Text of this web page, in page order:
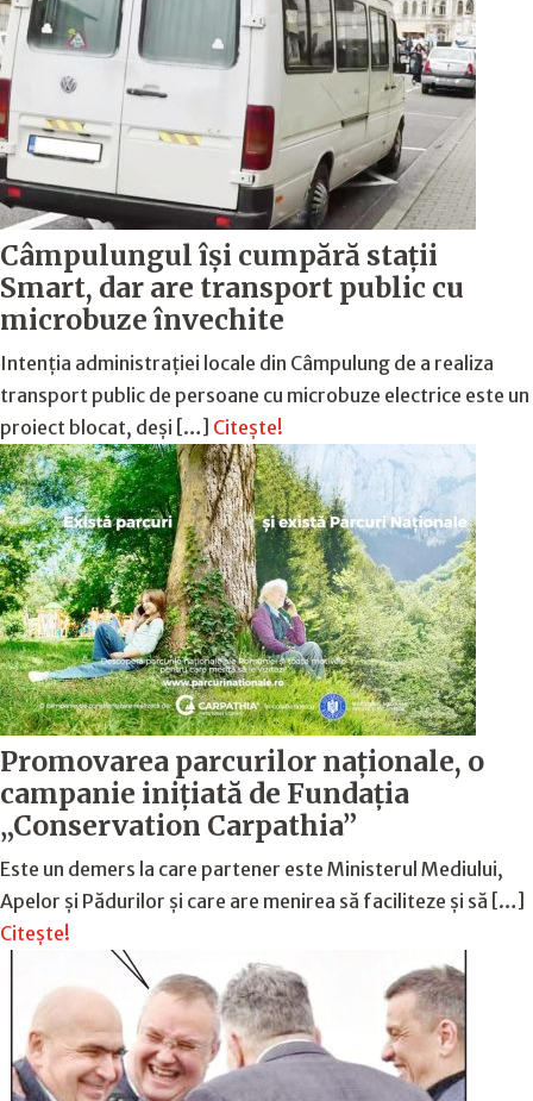
Câmpulungul îşi cumpără staţii
Smart, dar are transport public cu
microbuze învechite
Intenția administrației locale din Câmpulung de a realiza
transport public de persoane cu microbuze electrice este un
proiect blocat, deși […] Citește!
Promovarea parcurilor naționale, o
campanie inițiată de Fundația
„Conservation Carpathia”
Este un demers la care partener este Ministerul Mediului,
Apelor și Pădurilor și care are menirea să faciliteze și să […]
Citește!